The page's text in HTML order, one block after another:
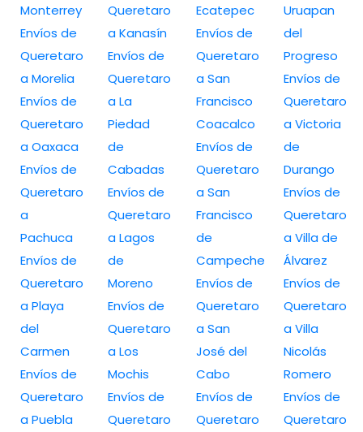
Monterrey
Envíos de
Queretaro
a Morelia
Envíos de
Queretaro
a Oaxaca
Envíos de
Queretaro
a
Pachuca
Envíos de
Queretaro
a Playa
del
Carmen
Envíos de
Queretaro
a Puebla
Queretaro
a Kanasín
Envíos de
Queretaro
a La
Piedad
de
Cabadas
Envíos de
Queretaro
a Lagos
de
Moreno
Envíos de
Queretaro
a Los
Mochis
Envíos de
Queretaro
Ecatepec
Envíos de
Queretaro
a San
Francisco
Coacalco
Envíos de
Queretaro
a San
Francisco
de
Campeche
Envíos de
Queretaro
a San
José del
Cabo
Envíos de
Queretaro
Uruapan
del
Progreso
Envíos de
Queretaro
a Victoria
de
Durango
Envíos de
Queretaro
a Villa de
Álvarez
Envíos de
Queretaro
a Villa
Nicolás
Romero
Envíos de
Queretaro